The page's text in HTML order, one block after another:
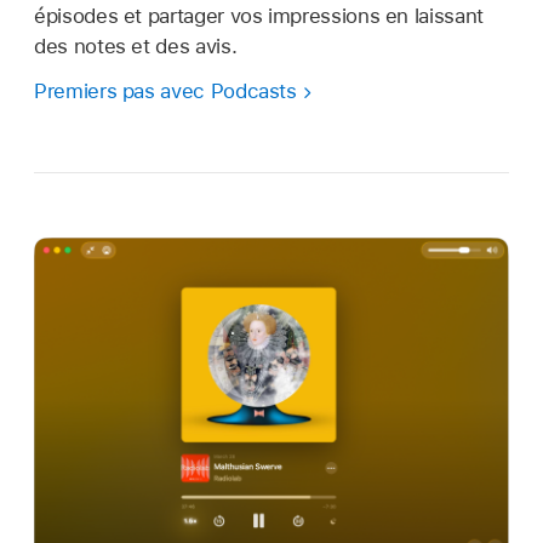
épisodes et partager vos impressions en laissant
des notes et des avis.
Premiers pas avec Podcasts